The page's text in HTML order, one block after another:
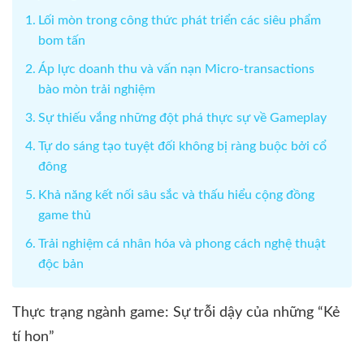
Lối mòn trong công thức phát triển các siêu phẩm
bom tấn
Áp lực doanh thu và vấn nạn Micro-transactions
bào mòn trải nghiệm
Sự thiếu vắng những đột phá thực sự về Gameplay
Tự do sáng tạo tuyệt đối không bị ràng buộc bởi cổ
đông
Khả năng kết nối sâu sắc và thấu hiểu cộng đồng
game thủ
Trải nghiệm cá nhân hóa và phong cách nghệ thuật
độc bản
Thực trạng ngành game: Sự trỗi dậy của những “Kẻ
tí hon”